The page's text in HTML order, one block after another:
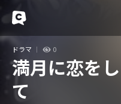
ドラマ 0
満月に恋をし
て